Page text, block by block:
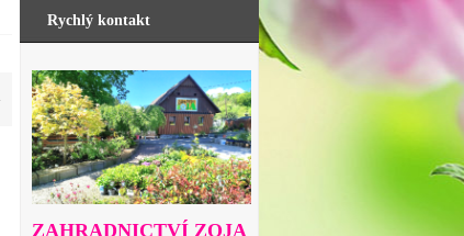
Rychlý kontakt
ZAHRADNICTVÍ ZOJA